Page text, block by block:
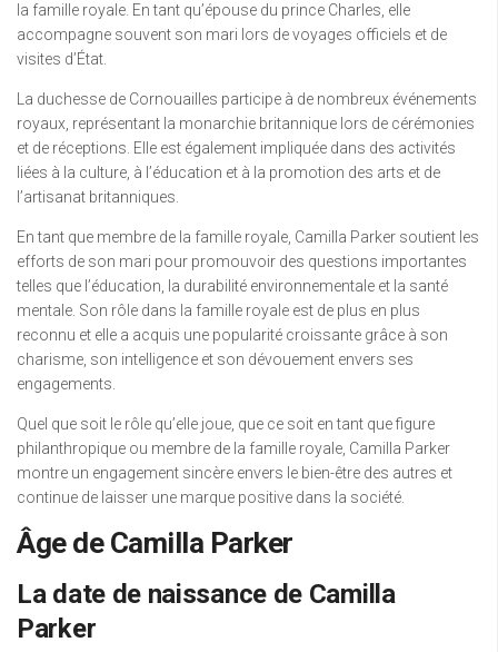
la famille royale. En tant qu’épouse du prince Charles, elle
accompagne souvent son mari lors de voyages officiels et de
visites d’État.
La duchesse de Cornouailles participe à de nombreux événements
royaux, représentant la monarchie britannique lors de cérémonies
et de réceptions. Elle est également impliquée dans des activités
liées à la culture, à l’éducation et à la promotion des arts et de
l’artisanat britanniques.
En tant que membre de la famille royale, Camilla Parker soutient les
efforts de son mari pour promouvoir des questions importantes
telles que l’éducation, la durabilité environnementale et la santé
mentale. Son rôle dans la famille royale est de plus en plus
reconnu et elle a acquis une popularité croissante grâce à son
charisme, son intelligence et son dévouement envers ses
engagements.
Quel que soit le rôle qu’elle joue, que ce soit en tant que figure
philanthropique ou membre de la famille royale, Camilla Parker
montre un engagement sincère envers le bien-être des autres et
continue de laisser une marque positive dans la société.
Âge de Camilla Parker
La date de naissance de Camilla
Parker